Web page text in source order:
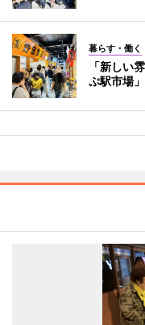
暮らす・働く
「新しい
ぷ駅市場